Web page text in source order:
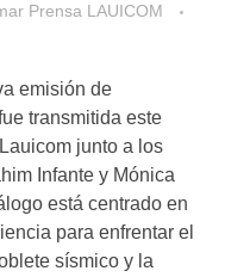
Prensa LAUICOM
emisión de
transmitida este
junto a los
Infante y Mónica
está centrado en
para enfrentar el
sísmico y la